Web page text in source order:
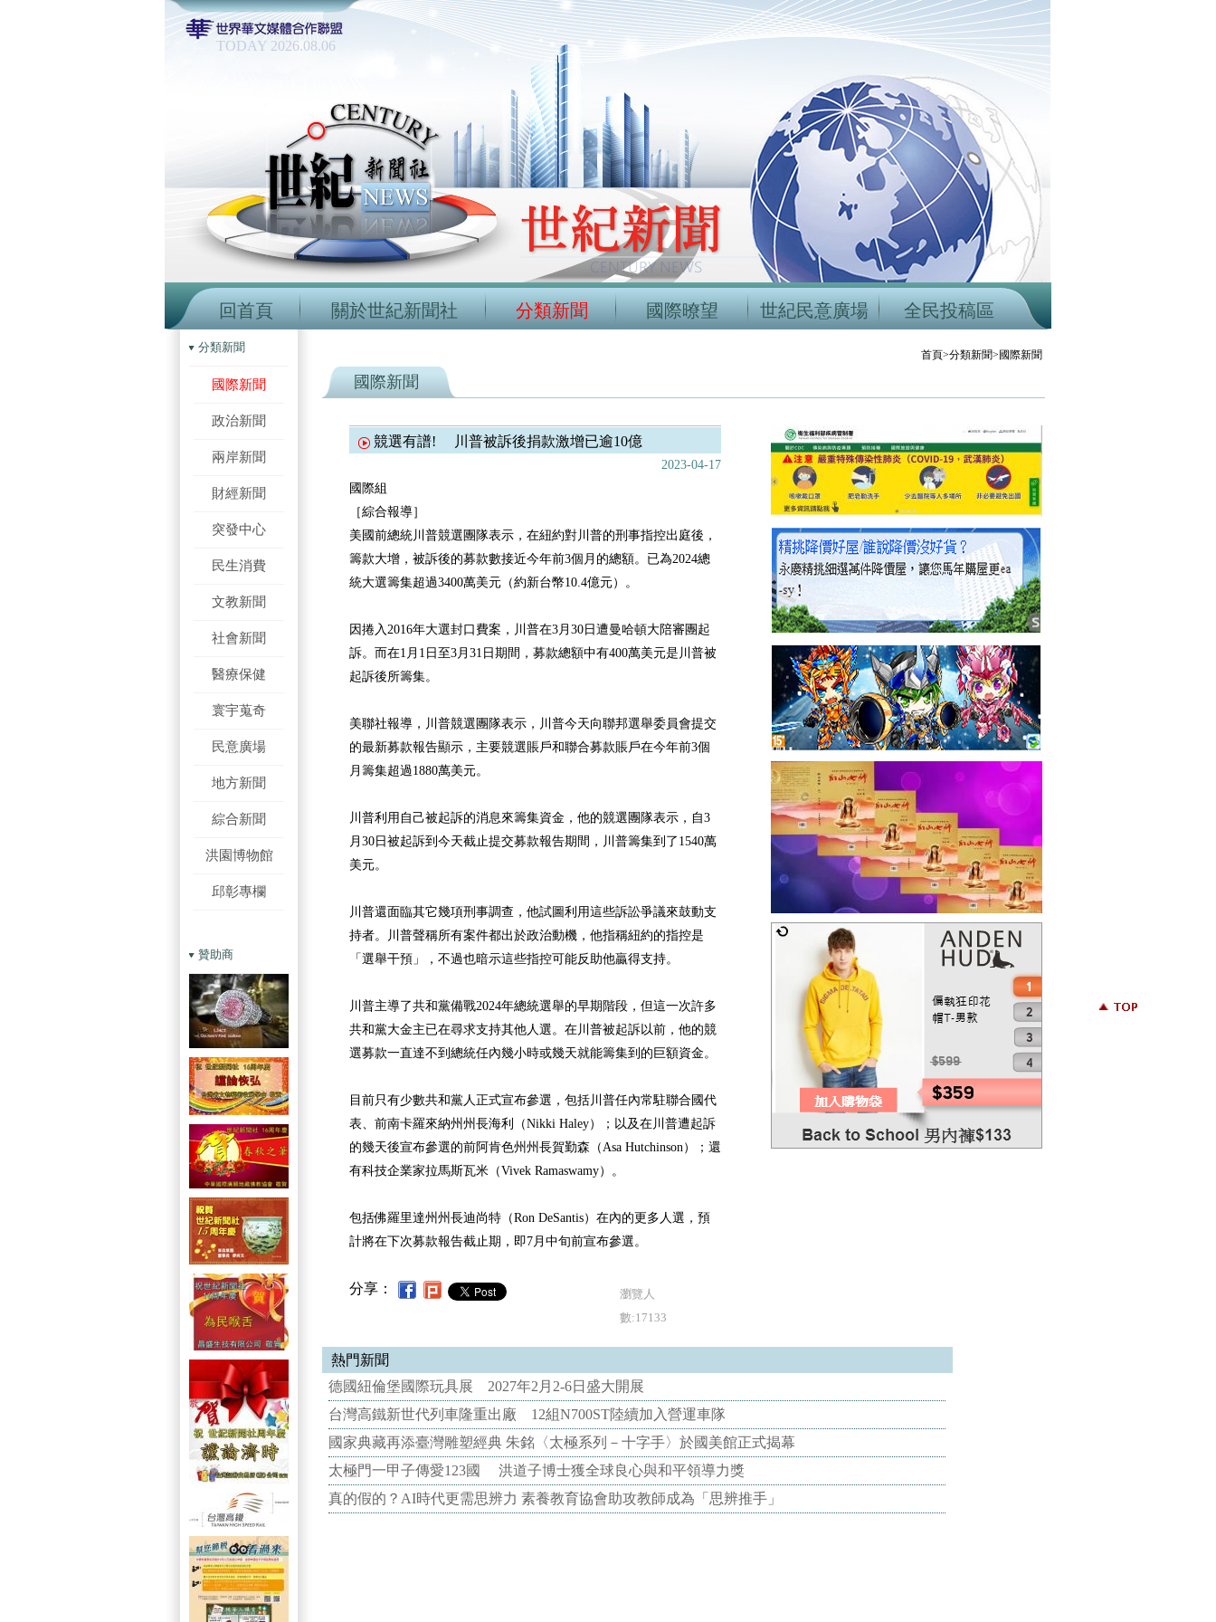
TODAY 2026.08.06
回首頁 關於世紀新聞社 分類新聞 國際暸望 世紀民意廣場 全民投稿區
分類新聞
國際新聞
政治新聞
兩岸新聞
財經新聞
突發中心
民生消費
文教新聞
社會新聞
醫療保健
寰宇蒐奇
民意廣場
地方新聞
綜合新聞
洪園博物館
邱彰專欄
贊助商
首頁>分類新聞>國際新聞
國際新聞
競選有譜! 川普被訴後捐款激增已逾10億
2023-04-17
國際組
［綜合報導］
美國前總統川普競選團隊表示，在紐約對川普的刑事指控出庭後，
籌款大增，被訴後的募款數接近今年前3個月的總額。已為2024總
統大選籌集超過3400萬美元（約新台幣10.4億元）。
因捲入2016年大選封口費案，川普在3月30日遭曼哈頓大陪審團起
訴。而在1月1日至3月31日期間，募款總額中有400萬美元是川普被
起訴後所籌集。
美聯社報導，川普競選團隊表示，川普今天向聯邦選舉委員會提交
的最新募款報告顯示，主要競選賬戶和聯合募款賬戶在今年前3個
月籌集超過1880萬美元。
川普利用自己被起訴的消息來籌集資金，他的競選團隊表示，自3
月30日被起訴到今天截止提交募款報告期間，川普籌集到了1540萬
美元。
川普還面臨其它幾項刑事調查，他試圖利用這些訴訟爭議來鼓動支
持者。川普聲稱所有案件都出於政治動機，他指稱紐約的指控是
「選舉干預」，不過也暗示這些指控可能反助他贏得支持。
川普主導了共和黨備戰2024年總統選舉的早期階段，但這一次許多
共和黨大金主已在尋求支持其他人選。在川普被起訴以前，他的競
選募款一直達不到總統任內幾小時或幾天就能籌集到的巨額資金。
目前只有少數共和黨人正式宣布參選，包括川普任內常駐聯合國代
表、前南卡羅來納州州長海利（Nikki Haley）；以及在川普遭起訴
的幾天後宣布參選的前阿肯色州州長賀勤森（Asa Hutchinson）；還
有科技企業家拉馬斯瓦米（Vivek Ramaswamy）。
包括佛羅里達州州長迪尚特（Ron DeSantis）在內的更多人選，預
計將在下次募款報告截止期，即7月中旬前宣布參選。
分享：
瀏覽人
數:17133
熱門新聞
德國紐倫堡國際玩具展 2027年2月2-6日盛大開展
台灣高鐵新世代列車隆重出廠 12組N700ST陸續加入營運車隊
國家典藏再添臺灣雕塑經典 朱銘〈太極系列－十字手〉於國美館正式揭幕
太極門一甲子傳愛123國 洪道子博士獲全球良心與和平領導力獎
真的假的？AI時代更需思辨力 素養教育協會助攻教師成為「思辨推手」